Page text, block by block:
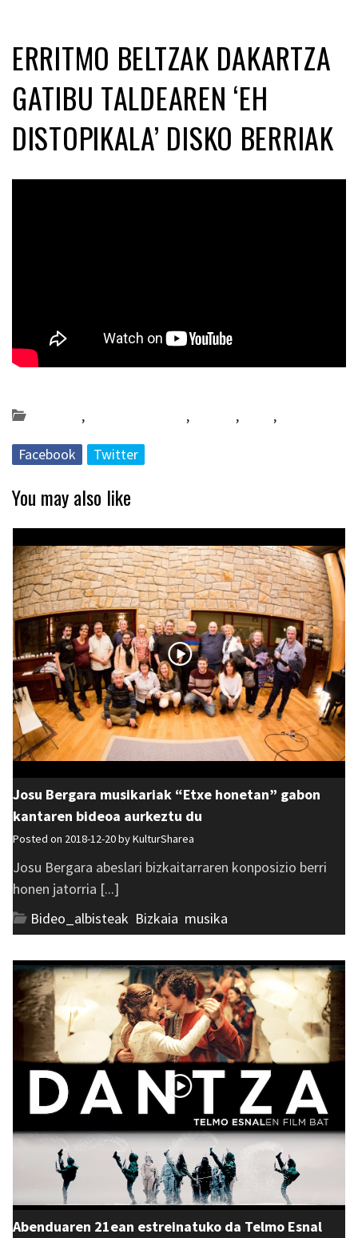
ERRITMO BELTZAK DAKARTZA
GATIBU TALDEAREN ‘EH
DISTOPIKALA’ DISKO BERRIAK
, , , ,
Facebook Twitter
You may also like
Josu Bergara musikariak “Etxe honetan” gabon
kantaren bideoa aurkeztu du
Posted on 2018-12-20 byKulturSharea
Josu Bergara abeslari bizkaitarraren konposizio berri
honen jatorria [...]
Bideo_albisteak Bizkaia musika
Abenduaren 21ean estreinatuko da Telmo Esnal